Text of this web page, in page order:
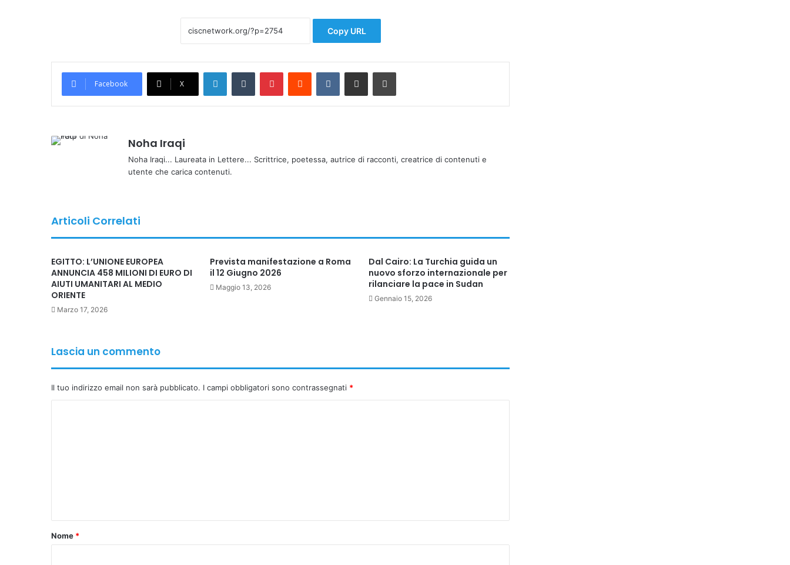
Copy URL
Facebook X
Noha Iraqi
Noha Iraqi... Laureata in Lettere... Scrittrice, poetessa, autrice di racconti, creatrice di contenuti e
utente che carica contenuti.
Articoli Correlati
EGITTO: L’UNIONE EUROPEA
ANNUNCIA 458 MILIONI DI EURO DI
AIUTI UMANITARI AL MEDIO
ORIENTE
Marzo 17, 2026
Prevista manifestazione a Roma
il 12 Giugno 2026
Maggio 13, 2026
Dal Cairo: La Turchia guida un
nuovo sforzo internazionale per
rilanciare la pace in Sudan
Gennaio 15, 2026
Lascia un commento
Il tuo indirizzo email non sarà pubblicato. I campi obbligatori sono contrassegnati *
o
Nome *